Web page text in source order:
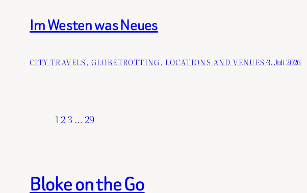
Im Westen was Neues
CITY TRAVELS, GLOBETROTTING, LOCATIONS AND VENUES·3. Juli 2026
123 … 29
Bloke on the Go